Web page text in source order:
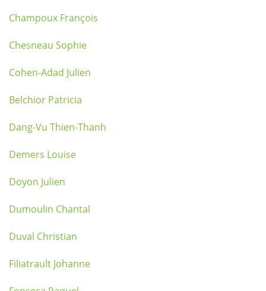
Champoux François
Chesneau Sophie
Cohen-Adad Julien
Belchior Patricia
Dang-Vu Thien-Thanh
Demers Louise
Doyon Julien
Dumoulin Chantal
Duval Christian
Filiatrault Johanne